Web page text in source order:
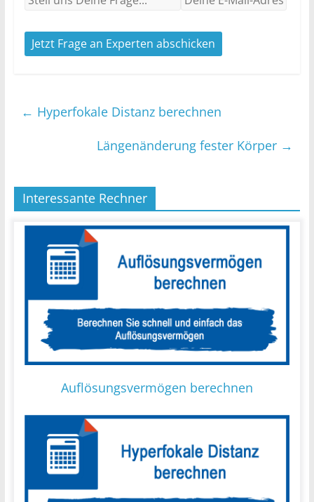
Jetzt Frage an Experten abschicken
← Hyperfokale Distanz berechnen
Längenänderung fester Körper →
Interessante Rechner
Auflösungsvermögen berechnen